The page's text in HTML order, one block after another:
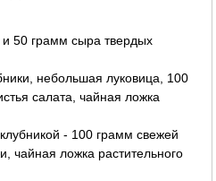
и 50 грамм сыра твердых
небольшая луковица, 100
салата, чайная ложка
- 100 грамм свежей
чайная ложка растительного